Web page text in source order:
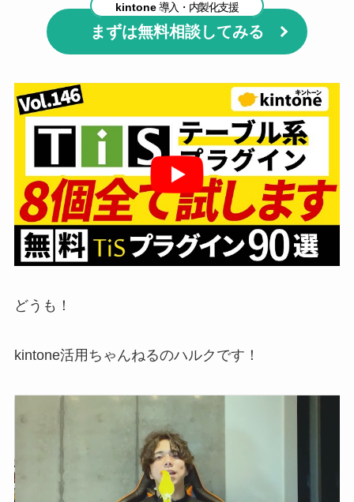
kintone導入・内製化支援
まずは無料相談してみる
どうも！
kintone活用ちゃんねるのハルクです！